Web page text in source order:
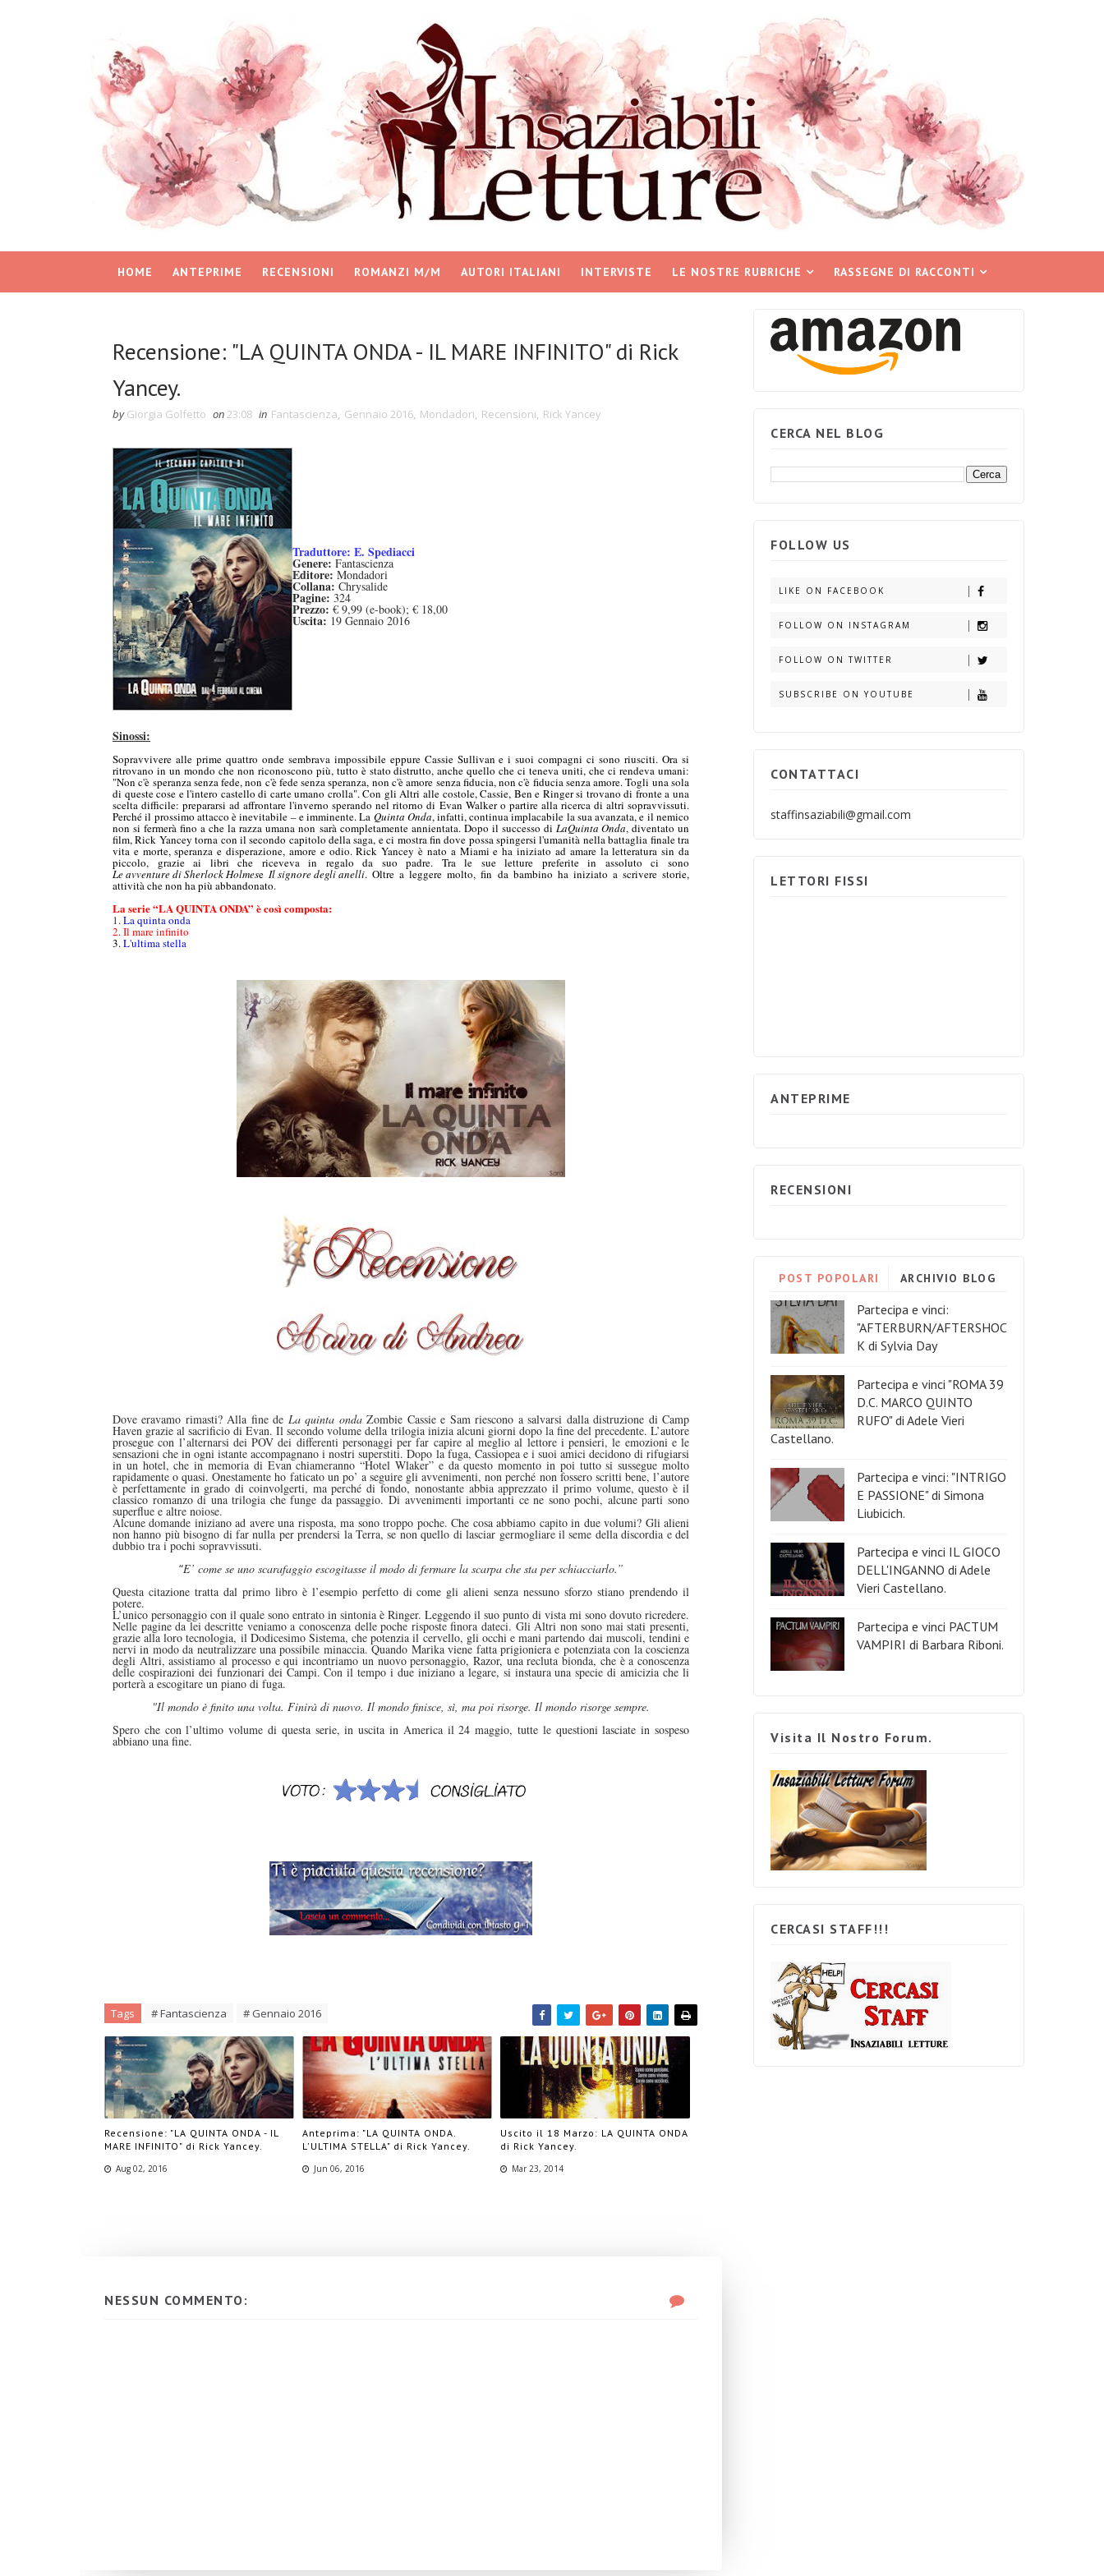
HOME ANTEPRIME RECENSIONI ROMANZI M/M AUTORI ITALIANI INTERVISTE LE NOSTRE RUBRICHE RASSEGNE DI RACCONTI
Recensione: "LA QUINTA ONDA - IL MARE INFINITO" di Rick
Yancey.
by Giorgia Golfetto on23:08 in Fantascienza, Gennaio 2016, Mondadori, Recensioni, Rick Yancey
Traduttore: E. Spediacci
Genere: Fantascienza
Editore: Mondadori
Collana: Chrysalide
Pagine: 324
Prezzo: € 9,99 (e-book); € 18,00
Uscita: 19 Gennaio 2016
Sinossi:
Sopravvivere alle prime quattro onde sembrava impossibile eppure Cassie Sullivan e i suoi compagni ci sono riusciti. Ora si
ritrovano in un mondo che non riconoscono più, tutto è stato distrutto, anche quello che ci teneva uniti, che ci rendeva umani:
"Non c'è speranza senza fede, non c'è fede senza speranza, non c'è amore senza fiducia, non c'è fiducia senza amore. Togli una sola
di queste cose e l'intero castello di carte umano crolla". Con gli Altri alle costole, Cassie, Ben e Ringer si trovano di fronte a una
scelta difficile: prepararsi ad affrontare l'inverno sperando nel ritorno di Evan Walker o partire alla ricerca di altri sopravvissuti.
Perché il prossimo attacco è inevitabile – e imminente. La Quinta Onda, infatti, continua implacabile la sua avanzata, e il nemico
non si fermerà fino a che la razza umana non sarà completamente annientata. Dopo il successo di LaQuinta Onda, diventato un
film, Rick Yancey torna con il secondo capitolo della saga, e ci mostra fin dove possa spingersi l'umanità nella battaglia finale tra
vita e morte, speranza e disperazione, amore e odio. Rick Yancey è nato a Miami e ha iniziato ad amare la letteratura sin da
piccolo, grazie ai libri che riceveva in regalo da suo padre. Tra le sue letture preferite in assoluto ci sono
Le avventure di Sherlock HolmeseIl signore degli anelli. Oltre a leggere molto, fin da bambino ha iniziato a scrivere storie,
attività che non ha più abbandonato.
La serie “LA QUINTA ONDA” è così composta:
1.La quinta onda
2. Il mare infinito
3.L'ultima stella
Dove eravamo rimasti? Alla fine de La quinta ondaZombie Cassie e Sam riescono a salvarsi dalla distruzione di Camp
Haven grazie al sacrificio di Evan. Il secondo volume della trilogia inizia alcuni giorni dopo la fine del precedente. L’autore
prosegue con l’alternarsi dei POV dei differenti personaggi per far capire al meglio al lettore i pensieri, le emozioni e le
sensazioni che in ogni istante accompagnano i nostri superstiti. Dopo la fuga, Cassiopea e i suoi amici decidono di rifugiarsi
in un hotel, che in memoria di Evan chiameranno “Hotel Wlaker” e da questo momento in poi tutto si sussegue molto
rapidamente o quasi. Onestamente ho faticato un po’ a seguire gli avvenimenti, non perché non fossero scritti bene, l’autore
è perfettamente in grado di coinvolgerti, ma perché di fondo, nonostante abbia apprezzato il primo volume, questo è il
classico romanzo di una trilogia che funge da passaggio. Di avvenimenti importanti ce ne sono pochi, alcune parti sono
superflue e altre noiose.
Alcune domande iniziano ad avere una risposta, ma sono troppo poche. Che cosa abbiamo capito in due volumi? Gli alieni
non hanno più bisogno di far nulla per prendersi la Terra, se non quello di lasciar germogliare il seme della discordia e del
dubbio tra i pochi sopravvissuti.
“E’ come se uno scarafaggio escogitasse il modo di fermare la scarpa che sta per schiacciarlo.”
Questa citazione tratta dal primo libro è l’esempio perfetto di come gli alieni senza nessuno sforzo stiano prendendo il
potere.
L’unico personaggio con il quale sono entrato in sintonia è Ringer. Leggendo il suo punto di vista mi sono dovuto ricredere.
Nelle pagine da lei descritte veniamo a conoscenza delle poche risposte finora dateci. Gli Altri non sono mai stati presenti,
grazie alla loro tecnologia, il Dodicesimo Sistema, che potenzia il cervello, gli occhi e mani partendo dai muscoli, tendini e
nervi in modo da neutralizzare una possibile minaccia. Quando Marika viene fatta prigioniera e potenziata con la coscienza
degli Altri, assistiamo al processo e qui incontriamo un nuovo personaggio, Razor, una recluta bionda, che è a conoscenza
delle cospirazioni dei funzionari dei Campi. Con il tempo i due iniziano a legare, si instaura una specie di amicizia che li
porterà a escogitare un piano di fuga.
"Il mondo è finito una volta. Finirà di nuovo. Il mondo finisce, sì, ma poi risorge. Il mondo risorge sempre.
Spero che con l’ultimo volume di questa serie, in uscita in America il 24 maggio, tutte le questioni lasciate in sospeso
abbiano una fine.
Tags # Fantascienza # Gennaio 2016
Recensione: "LA QUINTA ONDA - IL
MARE INFINITO" di Rick Yancey.
Aug 02, 2016
Anteprima: "LA QUINTA ONDA.
L'ULTIMA STELLA" di Rick Yancey.
Jun 06, 2016
Uscito il 18 Marzo: LA QUINTA ONDA
di Rick Yancey.
Mar 23, 2014
NESSUN COMMENTO:
CERCA NEL BLOG
FOLLOW US
LIKE ON FACEBOOK
FOLLOW ON INSTAGRAM
FOLLOW ON TWITTER
SUBSCRIBE ON YOUTUBE
CONTATTACI
staffinsaziabili@gmail.com
LETTORI FISSI
ANTEPRIME
RECENSIONI
POST POPOLARI ARCHIVIO BLOG
Partecipa e vinci:
"AFTERBURN/AFTERSHOC
K di Sylvia Day
Partecipa e vinci "ROMA 39
D.C. MARCO QUINTO
RUFO" di Adele Vieri
Castellano.
Partecipa e vinci: "INTRIGO
E PASSIONE" di Simona
Liubicich.
Partecipa e vinci IL GIOCO
DELL'INGANNO di Adele
Vieri Castellano.
Partecipa e vinci PACTUM
VAMPIRI di Barbara Riboni.
Visita Il Nostro Forum.
CERCASI STAFF!!!